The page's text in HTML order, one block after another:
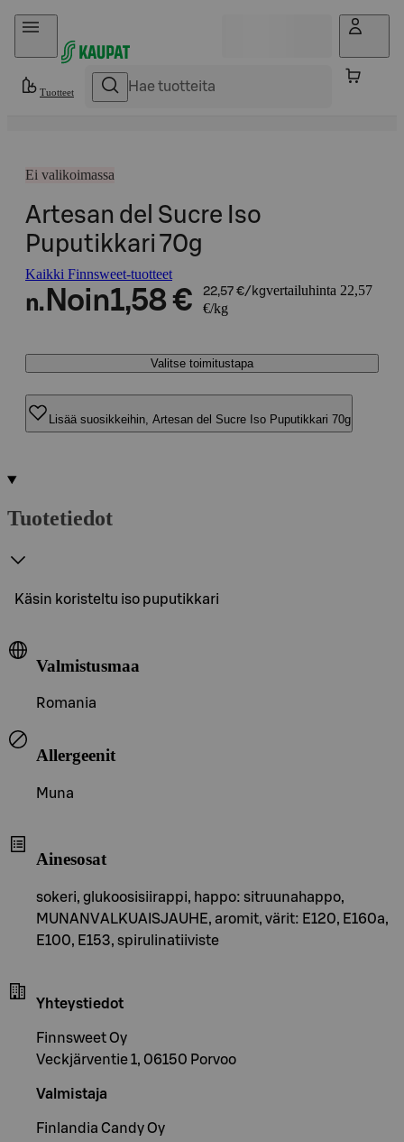
Hyppää sisältöön
Tuotteet
Ei valikoimassa
Artesan del Sucre Iso
Puputikkari 70g
Kaikki Finnsweet-tuotteet
n. Noin1,58 € 22,57 €/kgvertailuhinta 22,57
€/kg
Valitse toimitustapa
Lisää suosikkeihin, Artesan del Sucre Iso Puputikkari 70g
Tuotetiedot
Käsin koristeltu iso puputikkari
Valmistusmaa
Romania
Allergeenit
Muna
Ainesosat
sokeri, glukoosisiirappi, happo: sitruunahappo,
MUNANVALKUAISJAUHE, aromit, värit: E120, E160a,
E100, E153, spirulinatiiviste
Yhteystiedot
Finnsweet Oy
Veckjärventie 1, 06150 Porvoo
Valmistaja
Finlandia Candy Oy